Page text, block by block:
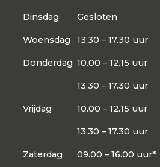
Dinsdag Gesloten
Woensdag 13.30 – 17.30 uur
Donderdag 10.00 – 12.15 uur
13.30 – 17.30 uur
Vrijdag 10.00 – 12.15 uur
13.30 – 17.30 uur
Zaterdag 09.00 – 16.00 uur*